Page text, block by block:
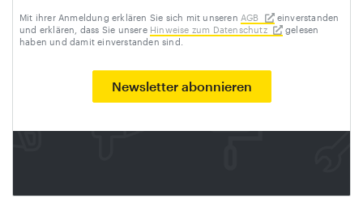
Mit ihrer Anmeldung erklären Sie sich mit unseren AGB
einverstanden
und erklären, dass Sie unsere Hinweise zum Datenschutz
gelesen
haben und damit einverstanden sind.